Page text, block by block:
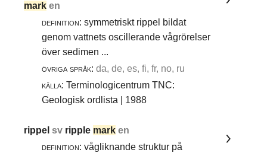
mark en
definition: symmetriskt rippel bildat
genom vattnets oscillerande vågrörelser
över sedimen ...
övriga språk: da, de, es, fi, fr, no, ru
källa: Terminologicentrum TNC:
Geologisk ordlista | 1988
rippelsv ripple mark en
definition: vågliknande struktur på